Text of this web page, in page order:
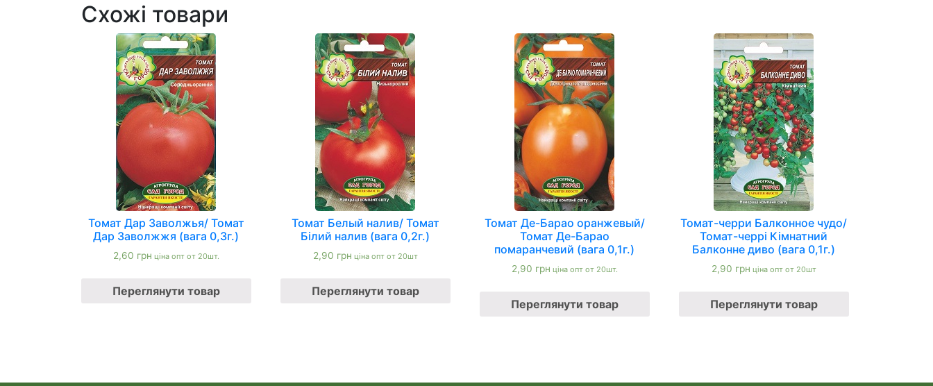
Схожі товари
Томат Дар Заволжья/ Томат
Дар Заволжжя (вага 0,3г.)
2,60 грн ціна опт от 20шт.
Переглянути товар
Томат Белый налив/ Томат
Білий налив (вага 0,2г.)
2,90 грн ціна опт от 20шт
Переглянути товар
Томат Де-Барао оранжевый/
Томат Де-Барао
помаранчевий (вага 0,1г.)
2,90 грн ціна опт от 20шт.
Переглянути товар
Томат-черри Балконное чудо/
Томат-черрі Кімнатний
Балконне диво (вага 0,1г.)
2,90 грн ціна опт от 20шт
Переглянути товар